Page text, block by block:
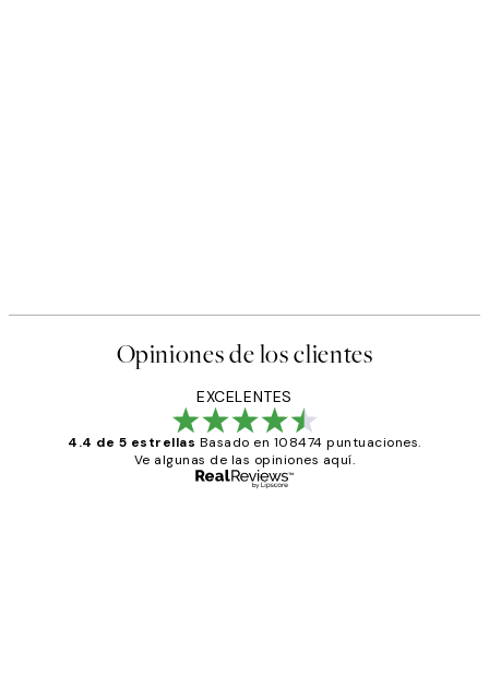
Opiniones de los clientes
EXCELENTES
4.4 de 5 estrellas Basado en 108474 puntuaciones.
Ve algunas de las opiniones aquí.